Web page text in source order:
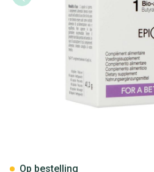
Op bestelling